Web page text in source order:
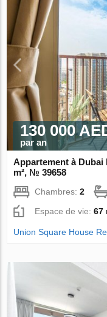
130 000
par an
Appartement à Dubai
m², № 39658
Chambres:2
Espace de vie:67
Union Square House